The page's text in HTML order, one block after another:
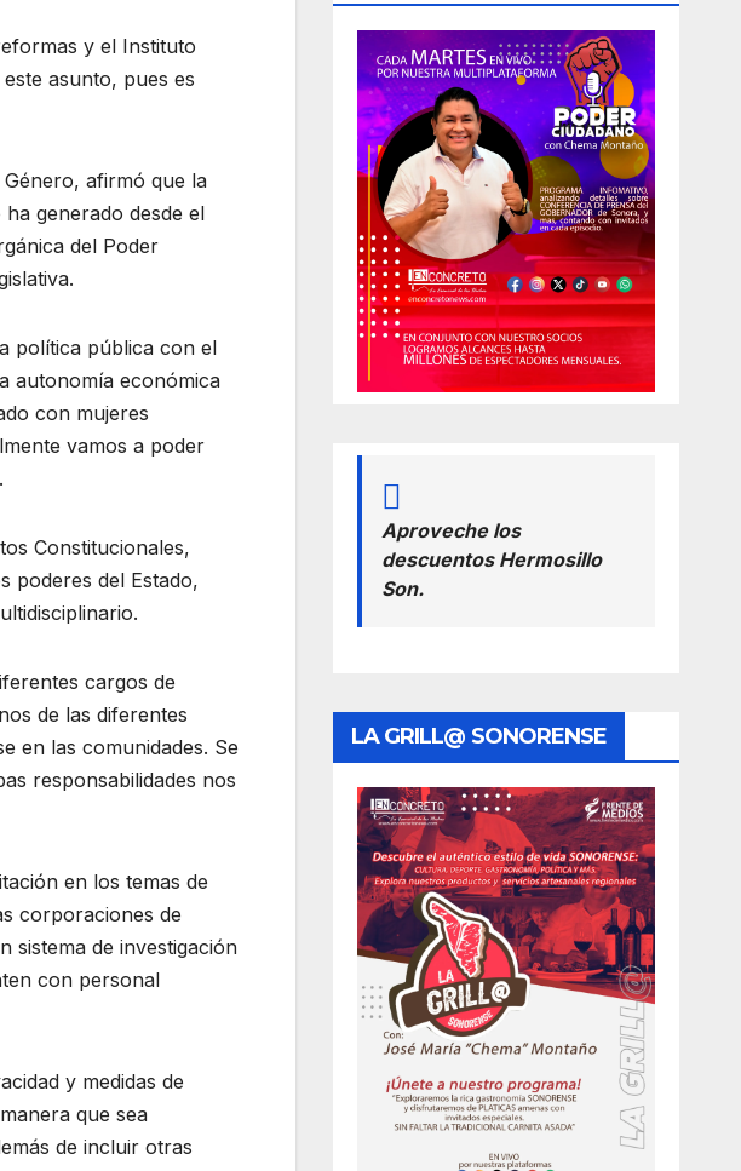
y el Instituto
asunto, pues es
Género, afirmó que la
generado desde el
del Poder
política pública con el
autonomía económica
con mujeres
vamos a poder
Constitucionales,
poderes del Estado,
cargos de
de las diferentes
en las comunidades. Se
responsabilidades nos
en los temas de
corporaciones de
sistema de investigación
con personal
y medidas de
que sea
de incluir otras
Aproveche los
descuentos Hermosillo
Son.
LA GRILL@ SONORENSE